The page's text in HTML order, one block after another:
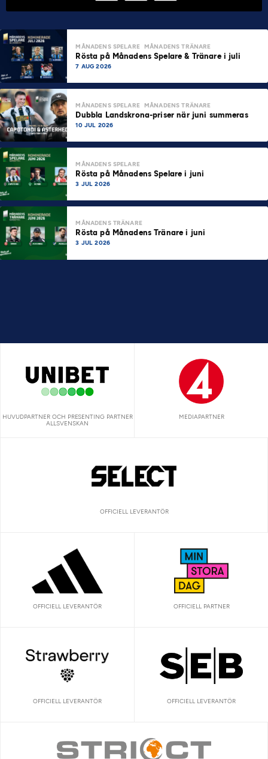
MÅNADENS SPELARE MÅNADENS TRÄNARE
Rösta på Månadens Spelare & Tränare i juli
7 AUG 2026
MÅNADENS SPELARE MÅNADENS TRÄNARE
Dubbla Landskrona-priser när juni summeras
10 JUL 2026
MÅNADENS SPELARE
Rösta på Månadens Spelare i juni
3 JUL 2026
MÅNADENS TRÄNARE
Rösta på Månadens Tränare i juni
3 JUL 2026
HUVUDPARTNER OCH PRESENTING PARTNER
ALLSVENSKAN
MEDIAPARTNER
OFFICIELL LEVERANTÖR
OFFICIELL LEVERANTÖR OFFICIELL PARTNER
OFFICIELL LEVERANTÖR OFFICIELL LEVERANTÖR